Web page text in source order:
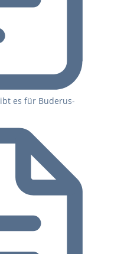
es für Buderus-